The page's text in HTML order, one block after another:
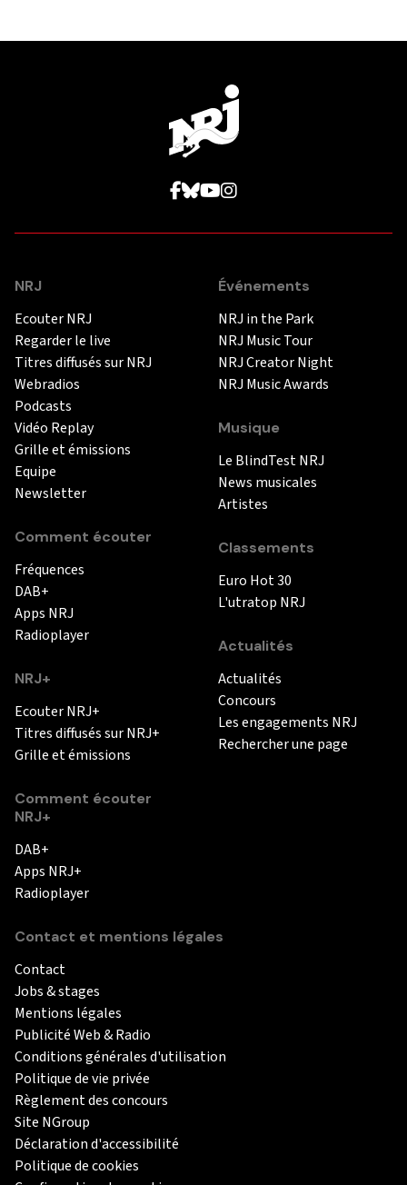
NRJ
Ecouter NRJ
Regarder le live
Titres diffusés sur NRJ
Webradios
Podcasts
Vidéo Replay
Grille et émissions
Equipe
Newsletter
Comment écouter
Fréquences
DAB+
Apps NRJ
Radioplayer
NRJ+
Ecouter NRJ+
Titres diffusés sur NRJ+
Grille et émissions
Comment écouter
NRJ+
DAB+
Apps NRJ+
Radioplayer
Événements
NRJ in the Park
NRJ Music Tour
NRJ Creator Night
NRJ Music Awards
Musique
Le BlindTest NRJ
News musicales
Artistes
Classements
Euro Hot 30
L'utratop NRJ
Actualités
Actualités
Concours
Les engagements NRJ
Rechercher une page
Contact et mentions légales
Contact
Jobs & stages
Mentions légales
Publicité Web & Radio
Conditions générales d'utilisation
Politique de vie privée
Règlement des concours
Site NGroup
Déclaration d'accessibilité
Politique de cookies